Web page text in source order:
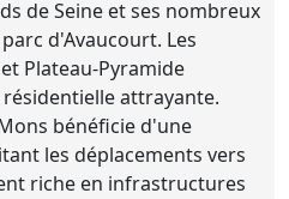
de Seine et ses nombreux
d'Avaucourt. Les
Plateau-Pyramide
attrayante.
bénéficie d'une
les déplacements vers
riche en infrastructures